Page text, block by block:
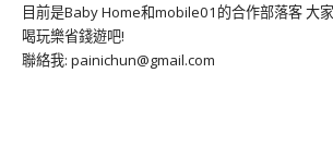
目前是Baby Home和mobile01的合作部落客 大
喝玩樂省錢遊吧!
聯絡我: painichun@gmail.com